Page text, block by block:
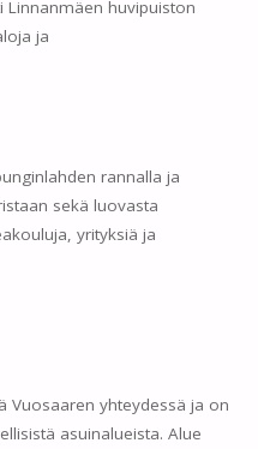
Linnanmäen huvipuiston
ja
rannalla ja
sekä luovasta
yrityksiä ja
Vuosaaren yhteydessä ja on
asuinalueista. Alue